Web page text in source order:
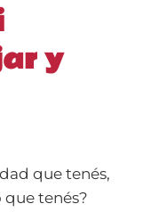
y
que tenés,
tenés?